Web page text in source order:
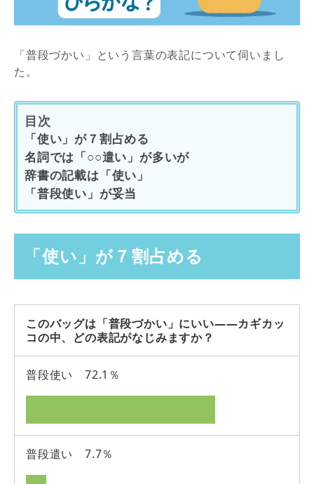
「普段づかい」という言葉の表記について伺いまし
た。
目次
「使い」が７割占める
名詞では「○○遣い」が多いが
辞書の記載は「使い」
「普段使い」が妥当
「使い」が７割占める
このバッグは「普段づかい」にいい――カギカッ
コの中、どの表記がなじみますか？
普段使い 72.1％
普段遣い 7.7％